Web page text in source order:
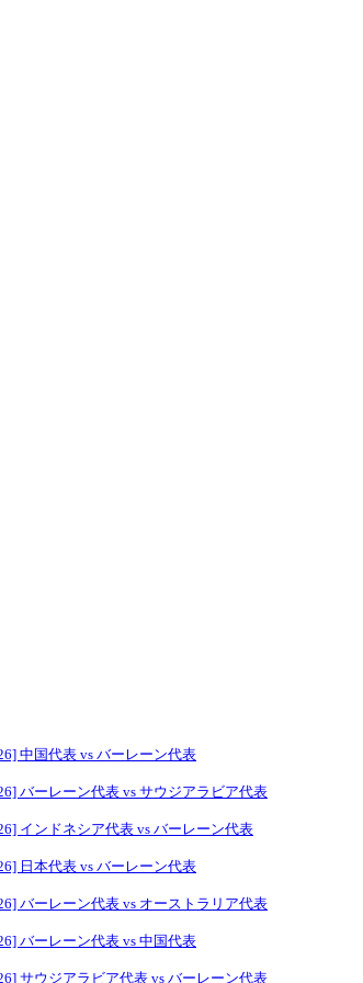
中国代表 vs バーレーン代表
バーレーン代表 vs サウジアラビア代表
インドネシア代表 vs バーレーン代表
日本代表 vs バーレーン代表
バーレーン代表 vs オーストラリア代表
バーレーン代表 vs 中国代表
サウジアラビア代表 vs バーレーン代表